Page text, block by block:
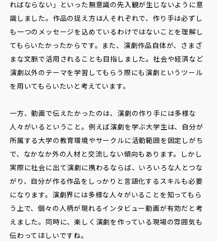
ればならない」といった無意識の先入観が生じないように意
識しました。作品の捉え方は人それぞれで、作り手は必ずし
も一つのメッセージを込めているわけではないことを理解し
てもらいたかったからです。また、演劇作品自体が、さまざ
まな文脈で活用されることも目指しました。社会や経済など
演劇以外のテーマを学習してもらう際にも演劇というツール
を用いてもらいたいと考えています。
一方、動画で伝えたかったのは、演劇の作り手には多様な
人々がいるということ。例えば演劇を学ぶ大学生は、自分が
所属する大学の教育環境やサークルに活動範囲を固定しがち
で、なかなか外の人材と交流しない傾向もあります。しかし
実際に社会に出て演劇に携わるならば、いろいろな人とつな
がり、自分が作る作品をしっかりと言語化するスキルも必要
になります。演劇界には多様な人々がいることを知ってもら
う上で、個々の人柄が現れるインタビュー動画が有効だと考
えました。同時に、楽しく演劇を作っている現場の雰囲気も
伝わってほしいですね。